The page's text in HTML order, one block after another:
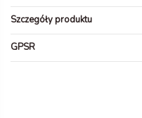
Szczegóły produktu
GPSR